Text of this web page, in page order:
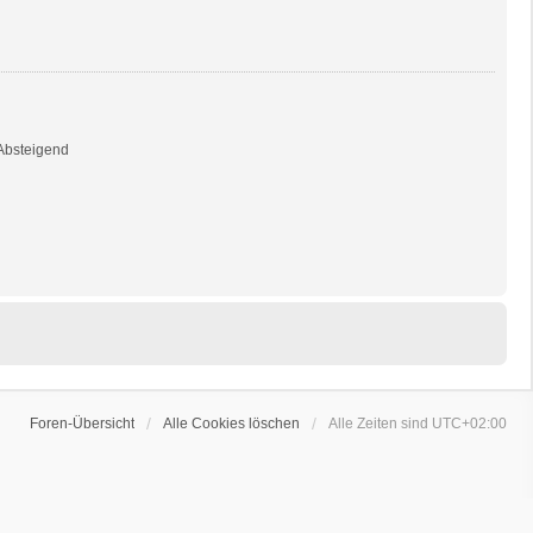
Foren-Übersicht Alle Cookies löschen Alle Zeiten sind UTC+02:00